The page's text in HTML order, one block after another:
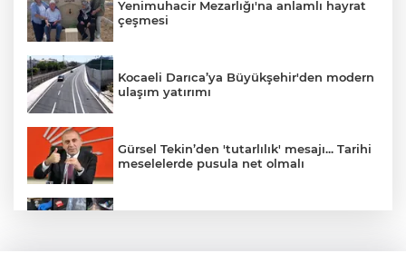
Yenimuhacir Mezarlığı'na anlamlı hayrat
çeşmesi
Kocaeli Darıca’ya Büyükşehir'den modern
ulaşım yatırımı
Gürsel Tekin’den 'tutarlılık' mesajı... Tarihi
meselelerde pusula net olmalı